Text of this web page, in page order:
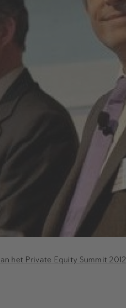
het Private Equity Summit 2012